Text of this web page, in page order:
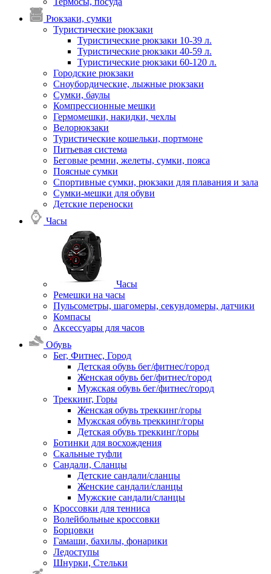
Рюкзаки, сумки
Туристические рюкзаки
Туристические рюкзаки 10-39 л.
Туристические рюкзаки 40-59 л.
Туристические рюкзаки 60-120 л.
Городские рюкзаки
Сноубордические, лыжные рюкзаки
Сумки, баулы
Компрессионные мешки
Гермомешки, накидки, чехлы
Велорюкзаки
Туристические кошельки, портмоне
Питьевая система
Беговые ремни, желеты, сумки, пояса
Поясные сумки
Спортивные сумки, рюкзаки для плавания и зала
Сумки-мешки для обуви
Детские переноски
Часы
Часы
Ремешки на часы
Пульсометры, шагомеры, секундомеры, датчики
Компасы
Аксессуары для часов
Обувь
Бег, Фитнес, Город
Детская обувь бег/фитнес/город
Женская обувь бег/фитнес/город
Мужская обувь бег/фитнес/город
Треккинг, Горы
Женская обувь треккинг/горы
Мужская обувь треккинг/горы
Детская обувь треккинг/горы
Ботинки для восхождения
Скальные туфли
Сандали, Сланцы
Детские сандали/сланцы
Женские сандали/сланцы
Мужские сандали/сланцы
Кроссовки для тенниса
Волейбольные кроссовки
Борцовки
Гамаши, бахилы, фонарики
Ледоступы
Шнурки, Стельки